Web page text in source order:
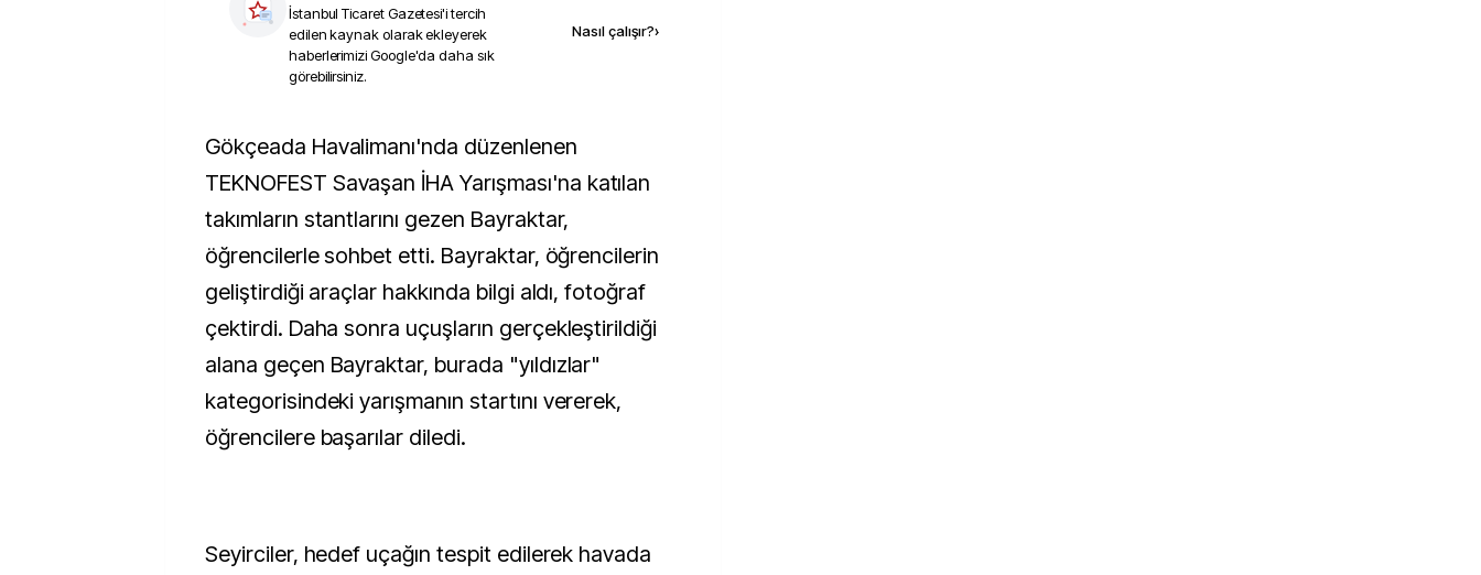
İstanbul Ticaret Gazetesi'i tercih
edilen kaynak olarak ekleyerek
haberlerimizi Google'da daha sık
görebilirsiniz.
Nasıl çalışır?›
Gökçeada Havalimanı'nda düzenlenen
TEKNOFEST Savaşan İHA Yarışması'na katılan
takımların stantlarını gezen Bayraktar,
öğrencilerle sohbet etti. Bayraktar, öğrencilerin
geliştirdiği araçlar hakkında bilgi aldı, fotoğraf
çektirdi. Daha sonra uçuşların gerçekleştirildiği
alana geçen Bayraktar, burada "yıldızlar"
kategorisindeki yarışmanın startını vererek,
öğrencilere başarılar diledi.
Seyirciler, hedef uçağın tespit edilerek havada